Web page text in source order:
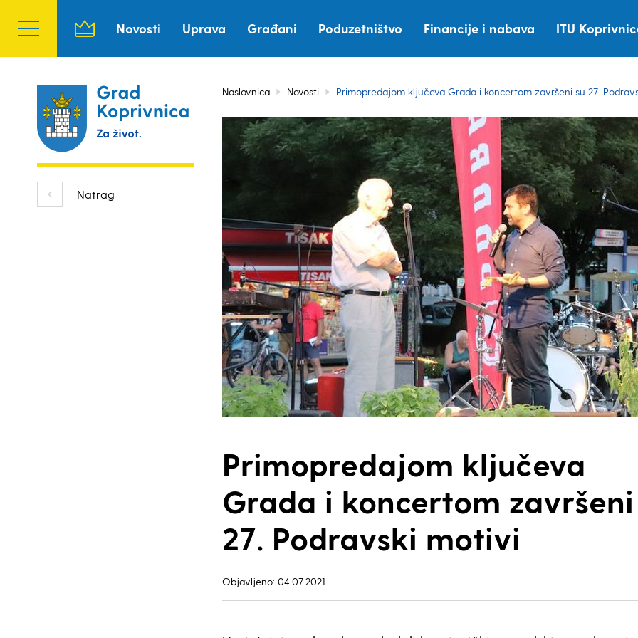
Novosti Uprava Građani Poduzetništvo Financije i nabava ITU
Natrag
Naslovnica Novosti Primopredajom ključeva Grada i koncertom završeni su 27.
Primopredajom ključeva
Grada i koncertom završeni
27. Podravski motivi
Objavljeno: 04.07.2021.